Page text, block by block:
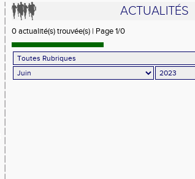
ACTUALITÉS
0 actualité(s) trouvée(s) | Page 1/0